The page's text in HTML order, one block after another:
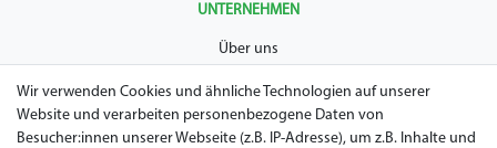
UNTERNEHMEN
Über uns
AGB
Datenschutz
Wir verwenden Cookies und ähnliche Technologien auf unserer
Website und verarbeiten personenbezogene Daten von
Besucher:innen unserer Webseite (z.B. IP-Adresse), um z.B. Inhalte und